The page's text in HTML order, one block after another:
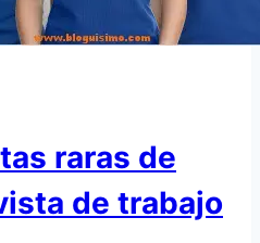
raras de
de trabajo